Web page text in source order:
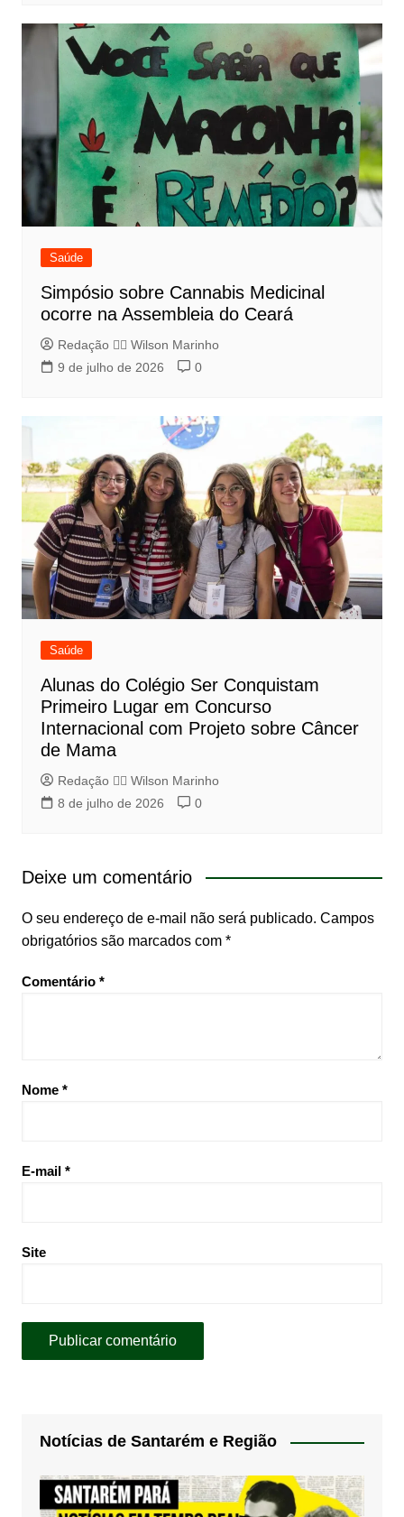
Saúde
Simpósio sobre Cannabis Medicinal
ocorre na Assembleia do Ceará
Redação 👨‍⚖️​ Wilson Marinho
9 de julho de 2026
0
Saúde
Alunas do Colégio Ser Conquistam
Primeiro Lugar em Concurso
Internacional com Projeto sobre Câncer
de Mama
Redação 👨‍⚖️​ Wilson Marinho
8 de julho de 2026
0
Deixe um comentário
O seu endereço de e-mail não será publicado. Campos
obrigatórios são marcados com *
Comentário *
Nome *
E-mail *
Site
Notícias de Santarém e Região